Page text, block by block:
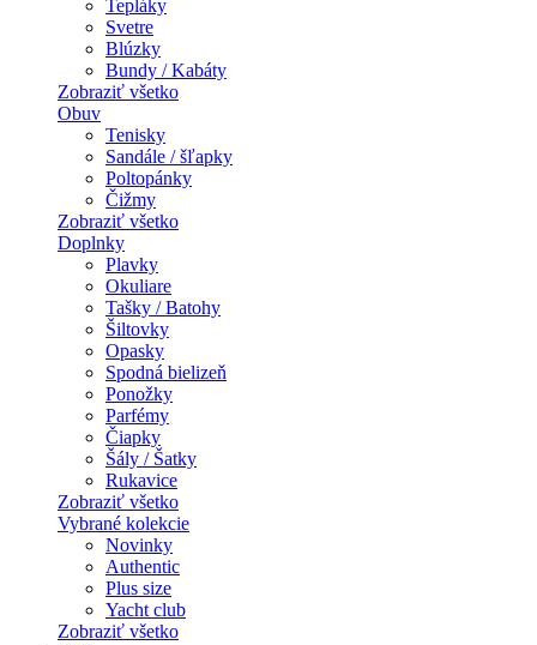
Tepláky
Svetre
Blúzky
Bundy / Kabáty
Zobraziť všetko
Obuv
Tenisky
Sandále / šľapky
Poltopánky
Čižmy
Zobraziť všetko
Doplnky
Plavky
Okuliare
Tašky / Batohy
Šiltovky
Opasky
Spodná bielizeň
Ponožky
Parfémy
Čiapky
Šály / Šatky
Rukavice
Zobraziť všetko
Vybrané kolekcie
Novinky
Authentic
Plus size
Yacht club
Zobraziť všetko